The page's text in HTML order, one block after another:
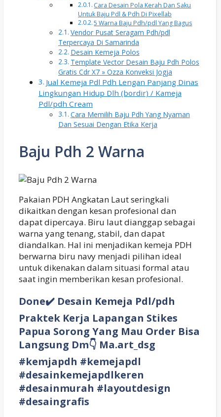
Cara Desain Pola Kerah Dan Saku
Untuk Baju Pdl & Pdh Di Pixellab
5 Warna Baju Pdh/pdl Yang Bagus
Vendor Pusat Seragam Pdh/pdl
Terpercaya Di Samarinda
Desain Kemeja Polos
Template Vector Desain Baju Pdh Polos
Gratis Cdr X7 » Ozza Konveksi Jogja
Jual Kemeja Pdl Pdh Lengan Panjang Dinas
Lingkungan Hidup Dlh (bordir) / Kameja
Pdl/pdh Cream
Cara Memilih Baju Pdh Yang Nyaman
Dan Sesuai Dengan Etika Kerja
Baju Pdh 2 Warna
Pakaian PDH Angkatan Laut seringkali
dikaitkan dengan kesan profesional dan
dapat dipercaya. Biru laut dianggap sebagai
warna yang tenang, stabil, dan dapat
diandalkan. Hal ini menjadikan kemeja PDH
berwarna biru navy menjadi pilihan ideal
untuk dikenakan dalam situasi formal atau
saat ingin memberikan kesan profesional.
Done✔️ Desain Kemeja Pdl/pdh
Praktek Kerja Lapangan Stikes
Papua Sorong Yang Mau Order Bisa
Langsung Dm👇 Ma.art_dsg
#kemjapdh #kemejapdl
#desainkemejapdlkeren
#desainmurah #layoutdesign
#desaingrafis